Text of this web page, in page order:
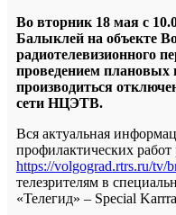
Во вторник 18 мая с
Балыклей на объекте
радиотелевизионного
проведением плановых
производиться
сети НЦЭТВ.
Вся актуальная
профилактических
https://volgograd.rtrs.ru/tv/
телезрителям в
«Телегид» – Special